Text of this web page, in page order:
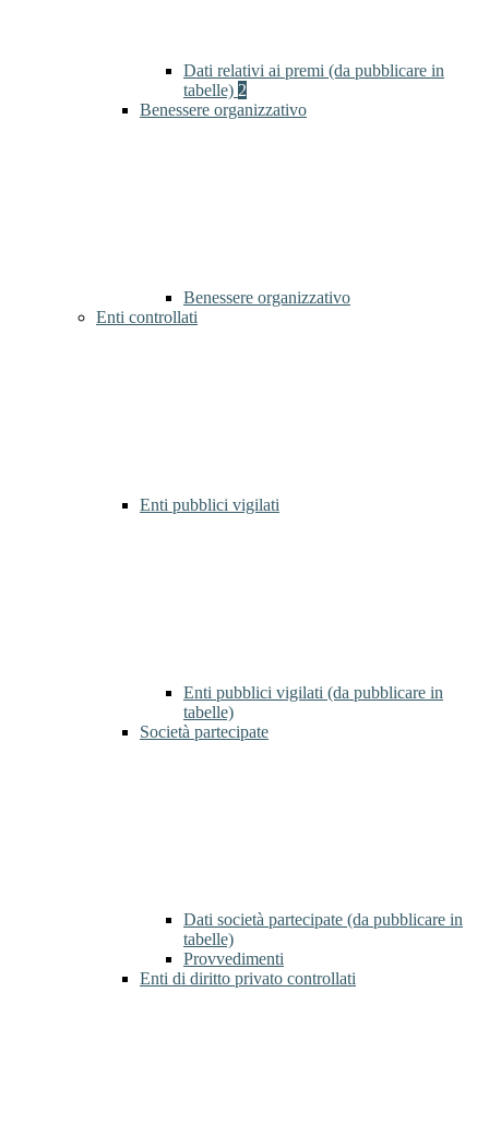
Dati relativi ai premi (da pubblicare in
tabelle) 2
Benessere organizzativo
Benessere organizzativo
Enti controllati
Enti pubblici vigilati
Enti pubblici vigilati (da pubblicare in
tabelle)
Società partecipate
Dati società partecipate (da pubblicare in
tabelle)
Provvedimenti
Enti di diritto privato controllati